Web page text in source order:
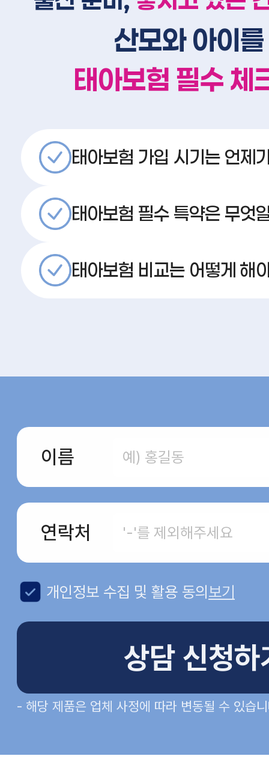
산모와 아이
태아보험 필수 체
태아보험 가입 시기는 언제
태아보험 필수 특약은 무엇
태아보험 비교는 어떻게 해
이름
연락처
개인정보 수집 및 활용 동의보기
상담 신청하
- 해당 제품은 업체 사정에 따라 변동될 수 있습